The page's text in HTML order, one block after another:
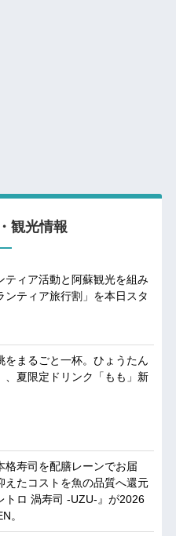
観光情報
ティア活動と阿蘇観光を組み
ンティア旅行割」を本日スタ
をまるごと一杯。ひょうたん
、夏限定ドリンク「もも」新
格寿司を配膳レーンでお届
えたコストを魚の品質へ還元
トロ 渦寿司 -UZU-』が2026
。